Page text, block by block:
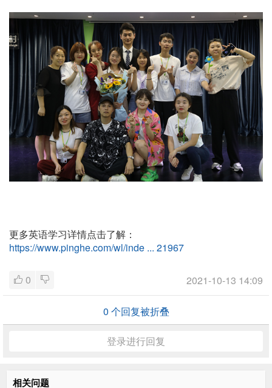
更多英语学习详情点击了解：
https://www.pinghe.com/wl/inde ... 21967
0 2021-10-13 14:09
0 个回复被折叠
登录进行回复
相关问题